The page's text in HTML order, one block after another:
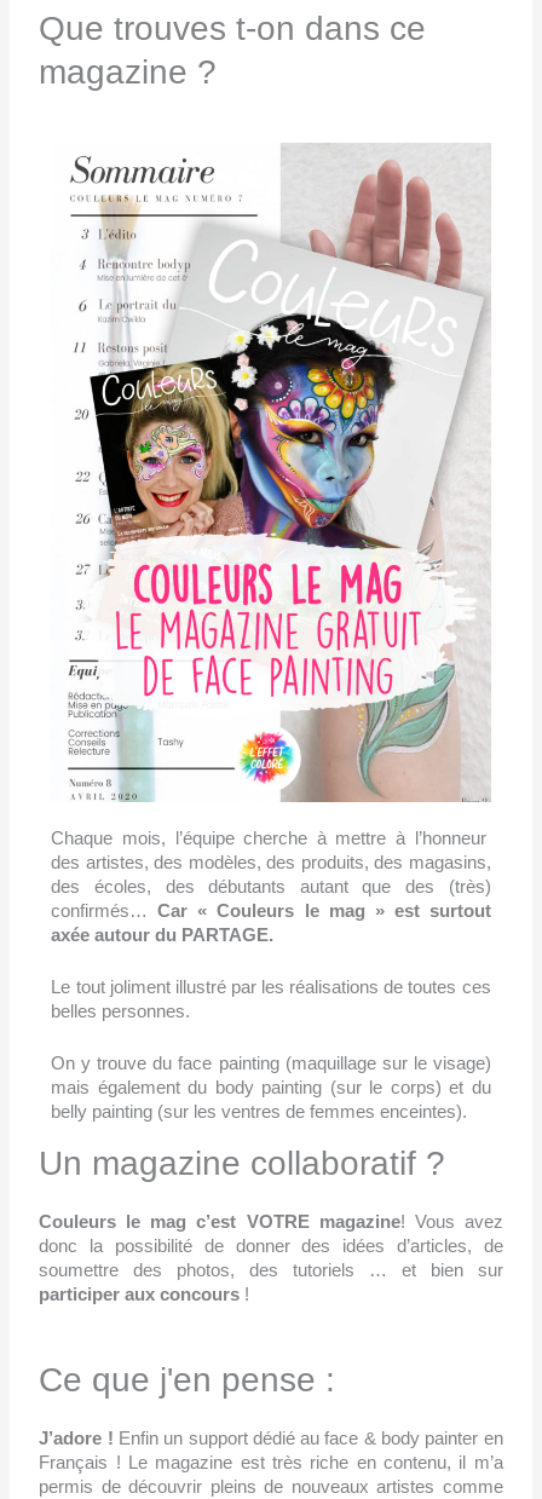
Que trouves t-on dans ce
magazine ?
Chaque mois, l’équipe cherche à mettre à l’honneur
des artistes, des modèles, des produits, des magasins,
des écoles, des débutants autant que des (très)
confirmés…
Car « Couleurs le mag » est surtout
axée autour du PARTAGE.
Le tout joliment illustré par les réalisations de toutes ces
belles personnes.
On y trouve du face painting (maquillage sur le visage)
mais également du body painting (sur le corps) et du
belly painting (sur les ventres de femmes enceintes).
Un magazine collaboratif ?
Couleurs le mag c’est VOTRE magazine! Vous avez
donc la possibilité de donner des idées d’articles, de
soumettre des photos, des tutoriels … et bien sur
participer aux concours !
Ce que j'en pense :
J’adore ! Enfin un support dédié au face & body painter en
Français ! Le magazine est très riche en contenu, il m’a
permis de découvrir pleins de nouveaux artistes comme